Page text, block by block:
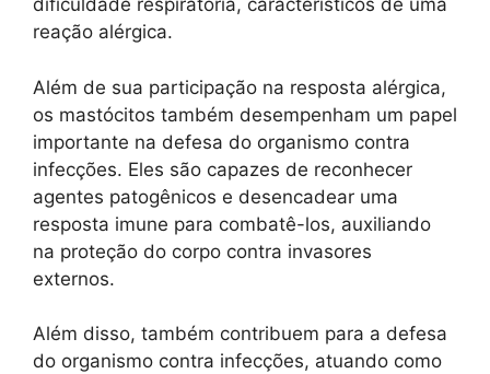
dificuldade respiratória, característicos de uma
reação alérgica.
Além de sua participação na resposta alérgica,
os mastócitos também desempenham um papel
importante na defesa do organismo contra
infecções. Eles são capazes de reconhecer
agentes patogênicos e desencadear uma
resposta imune para combatê-los, auxiliando
na proteção do corpo contra invasores
externos.
Além disso, também contribuem para a defesa
do organismo contra infecções, atuando como